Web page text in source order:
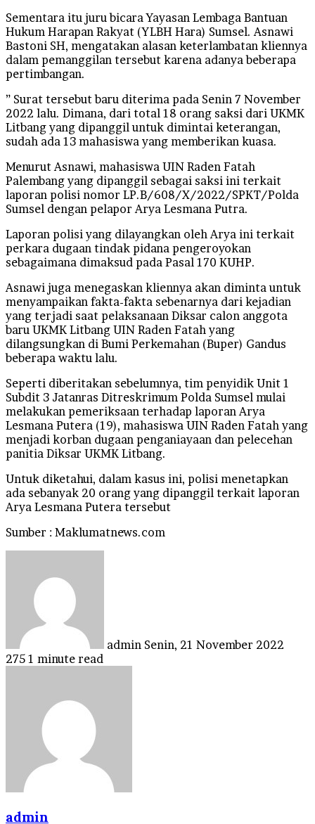
Sementara itu juru bicara Yayasan Lembaga Bantuan
Hukum Harapan Rakyat (YLBH Hara) Sumsel. Asnawi
Bastoni SH, mengatakan alasan keterlambatan kliennya
dalam pemanggilan tersebut karena adanya beberapa
pertimbangan.
” Surat tersebut baru diterima pada Senin 7 November
2022 lalu. Dimana, dari total 18 orang saksi dari UKMK
Litbang yang dipanggil untuk dimintai keterangan,
sudah ada 13 mahasiswa yang memberikan kuasa.
Menurut Asnawi, mahasiswa UIN Raden Fatah
Palembang yang dipanggil sebagai saksi ini terkait
laporan polisi nomor LP.B/608/X/2022/SPKT/Polda
Sumsel dengan pelapor Arya Lesmana Putra.
Laporan polisi yang dilayangkan oleh Arya ini terkait
perkara dugaan tindak pidana pengeroyokan
sebagaimana dimaksud pada Pasal 170 KUHP.
Asnawi juga menegaskan kliennya akan diminta untuk
menyampaikan fakta-fakta sebenarnya dari kejadian
yang terjadi saat pelaksanaan Diksar calon anggota
baru UKMK Litbang UIN Raden Fatah yang
dilangsungkan di Bumi Perkemahan (Buper) Gandus
beberapa waktu lalu.
Seperti diberitakan sebelumnya, tim penyidik Unit 1
Subdit 3 Jatanras Ditreskrimum Polda Sumsel mulai
melakukan pemeriksaan terhadap laporan Arya
Lesmana Putera (19), mahasiswa UIN Raden Fatah yang
menjadi korban dugaan penganiayaan dan pelecehan
panitia Diksar UKMK Litbang.
Untuk diketahui, dalam kasus ini, polisi menetapkan
ada sebanyak 20 orang yang dipanggil terkait laporan
Arya Lesmana Putera tersebut
Sumber : Maklumatnews.com
admin Senin, 21 November 2022
275 1 minute read
admin